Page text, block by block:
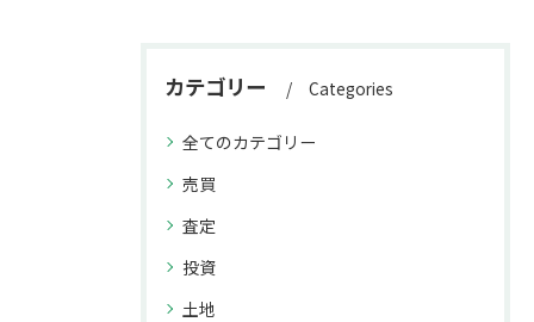
カテゴリー Categories
全てのカテゴリー
売買
査定
投資
土地